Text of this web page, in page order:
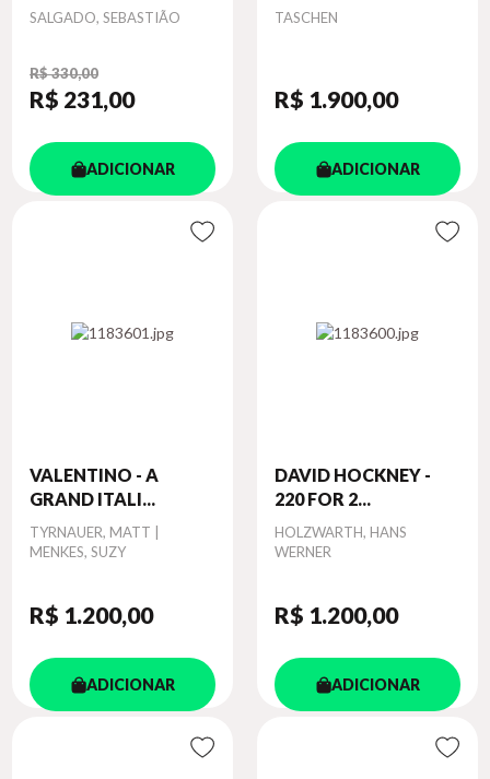
Autor
SALGADO, SEBASTIÃO
R$ 330,00
R$ 231,00
ADICIONAR
Autor
TASCHEN
R$ 1.900,00
ADICIONAR
VALENTINO - A
GRAND ITALI...
Autor
TYRNAUER, MATT |
MENKES, SUZY
R$ 1.200,00
ADICIONAR
DAVID HOCKNEY -
220 FOR 2...
Autor
HOLZWARTH, HANS
WERNER
R$ 1.200,00
ADICIONAR